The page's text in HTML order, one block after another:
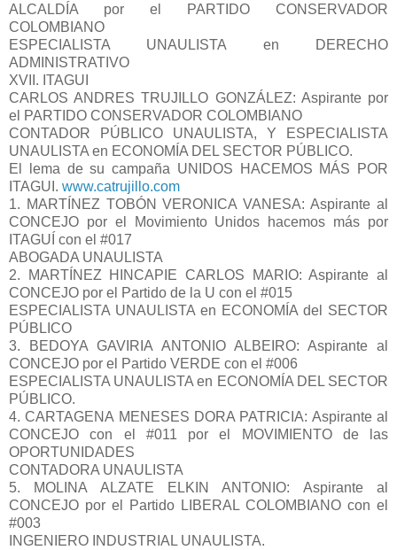
ALCALDÍA por el PARTIDO CONSERVADOR
COLOMBIANO
ESPECIALISTA UNAULISTA en DERECHO
ADMINISTRATIVO
XVII. ITAGUI
CARLOS ANDRES TRUJILLO GONZÁLEZ: Aspirante por
el PARTIDO CONSERVADOR COLOMBIANO
CONTADOR PÚBLICO UNAULISTA, Y ESPECIALISTA
UNAULISTA en ECONOMÍA DEL SECTOR PÚBLICO.
El lema de su campaña UNIDOS HACEMOS MÁS POR
ITAGUI. www.catrujillo.com
1. MARTÍNEZ TOBÓN VERONICA VANESA: Aspirante al
CONCEJO por el Movimiento Unidos hacemos más por
ITAGUÍ con el #017
ABOGADA UNAULISTA
2. MARTÍNEZ HINCAPIE CARLOS MARIO: Aspirante al
CONCEJO por el Partido de la U con el #015
ESPECIALISTA UNAULISTA en ECONOMÍA del SECTOR
PÚBLICO
3. BEDOYA GAVIRIA ANTONIO ALBEIRO: Aspirante al
CONCEJO por el Partido VERDE con el #006
ESPECIALISTA UNAULISTA en ECONOMÍA DEL SECTOR
PÚBLICO.
4. CARTAGENA MENESES DORA PATRICIA: Aspirante al
CONCEJO con el #011 por el MOVIMIENTO de las
OPORTUNIDADES
CONTADORA UNAULISTA
5. MOLINA ALZATE ELKIN ANTONIO: Aspirante al
CONCEJO por el Partido LIBERAL COLOMBIANO con el
#003
INGENIERO INDUSTRIAL UNAULISTA.